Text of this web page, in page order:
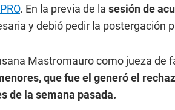
. En la previa de la sesión de
y debió pedir la postergación
Mastromauro como jueza de
que fue el generó el
de la semana pasada.